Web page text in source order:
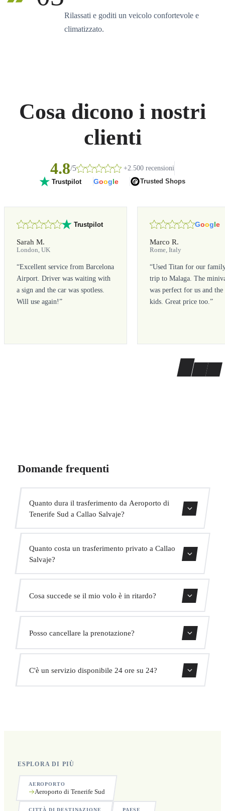
Rilassati e goditi un veicolo confortevole e
climatizzato.
Cosa dicono i nostri
clienti
4.8/5 +2.500 recensioni
Trustpilot Google Trusted Shops
Trustpilot
Sarah M.
London, UK
“Excellent service from Barcelona
Airport. Driver was waiting with
a sign and the car was spotless.
Will use again!”
Google
Marco R.
Rome, Italy
“Used Titan for our
trip to Malaga. The
was perfect for us and the
kids. Great price too.”
Domande frequenti
Quanto dura il trasferimento da Aeroporto di
Tenerife Sud a Callao Salvaje?
Quanto costa un trasferimento privato a Callao
Salvaje?
prezzo fisso immediato. Senza costi nascosti.
Cosa succede se il mio volo è in ritardo?
adatterà automaticamente l'orario di ritiro senza costi
aggiuntivi.
Posso cancellare la prenotazione?
Sì, puoi cancellare gratuitamente fino a 24 ore prima del
ritiro.
C'è un servizio disponibile 24 ore su 24?
ESPLORA DI PIÙ
AEROPORTO
Aeroporto di Tenerife Sud
CITTÀ DI DESTINAZIONE PAESE